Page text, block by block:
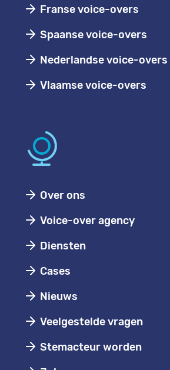
Franse voice-overs
Spaanse voice-overs
Nederlandse voice-overs
Vlaamse voice-overs
Over ons
Voice-over agency
Diensten
Cases
Nieuws
Veelgestelde vragen
Stemacteur worden